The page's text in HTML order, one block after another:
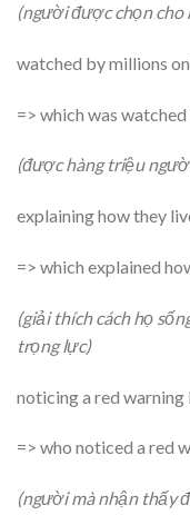
(người được chọn cho
watched by millions
=> which was
(được hàng triệu
explaining how they
=> which explained
(giải thích cách họ
trọng lực)
noticing a red warning
=> who noticed a red
(người mà nhận thấy